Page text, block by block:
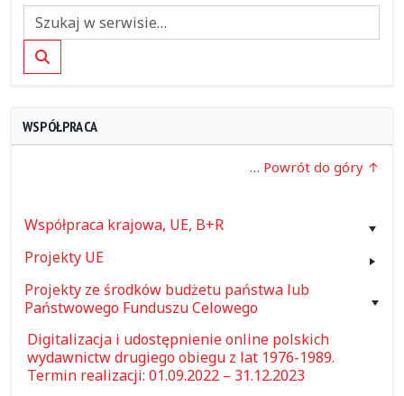
Szukaj
WSPÓŁPRACA
… Powrót do góry
Współpraca krajowa, UE, B+R
Projekty UE
Projekty ze środków budżetu państwa lub
Państwowego Funduszu Celowego
Digitalizacja i udostępnienie online polskich
wydawnictw drugiego obiegu z lat 1976-1989.
Termin realizacji: 01.09.2022 – 31.12.2023